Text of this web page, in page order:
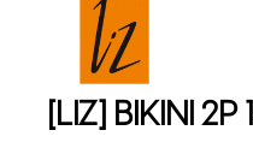
[LIZ] BIKINI